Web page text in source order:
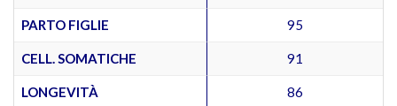
PARTO FIGLIE 95
CELL. SOMATICHE 91
LONGEVITÀ 86